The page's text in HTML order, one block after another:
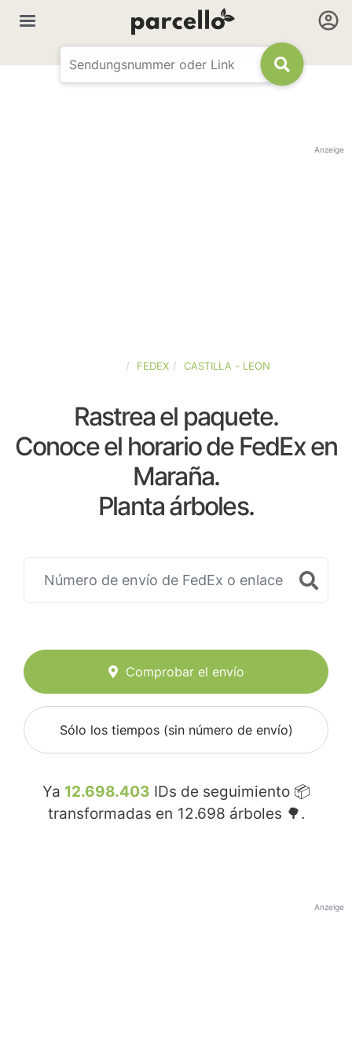
Anzeige
FEDEX CASTILLA - LEON
Rastrea el paquete.
Conoce el horario de FedEx en
Maraña.
Planta árboles.
Comprobar el envío
Sólo los tiempos (sin número de envío)
Ya 12.698.403 IDs de seguimiento 📦
transformadas en 12.698 árboles 🌳.
Anzeige